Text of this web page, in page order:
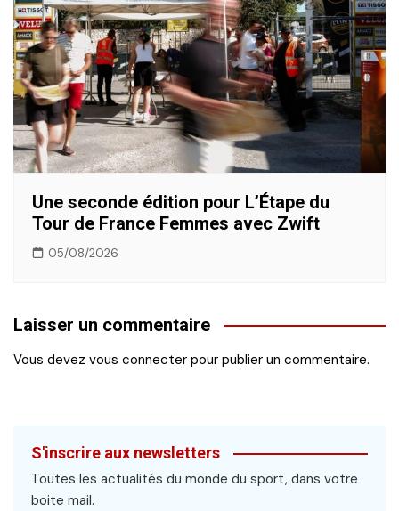
Une seconde édition pour L’Étape du
Tour de France Femmes avec Zwift
05/08/2026
Laisser un commentaire
Vous devez vous connecter pour publier un commentaire.
S'inscrire aux newsletters
Toutes les actualités du monde du sport, dans votre
boite mail.